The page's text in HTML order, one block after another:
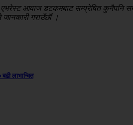
आवाज डटकमबाट सम्प्रेषित कुनैपनि
जानकारी गराउँछौं ।
लाभान्वित